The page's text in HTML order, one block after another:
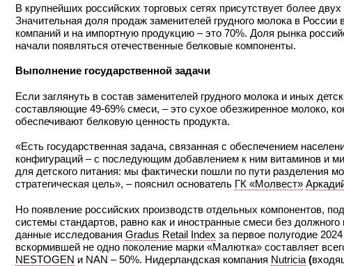
В крупнейших российских торговых сетях присутствует более
Значительная доля продаж заменителей грудного молока в
компаний и на импортную продукцию – это 70%. Доля рынка
начали появляться отечественные белковые компоненты.
Выполнение государственной задачи
Если заглянуть в состав заменителей грудного молока и иных
составляющие 49-69% смеси, – это сухое обезжиренное молоко,
обеспечивают белковую ценность продукта.
«Есть государственная задача, связанная с обеспечением
конфигураций – с последующим добавлением к ним витаминов и
для детского питания: мы фактически пошли по пути разделения
стратегическая цель», – пояснил основатель ГК «Молвест»
Но появление российских производств отдельных компонентов,
системы стандартов, равно как и иностранные смеси без
данные исследования Gradus Retail Index за первое полугодие
вскормившей не одно поколение марки «Малютка» составляет
NESTOGEN и NAN – 50%. Нидерландская компания Nutricia (